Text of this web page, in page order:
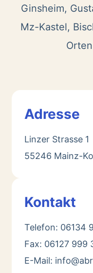
Ginsheim,
Mz-Kastel,
Adresse
Linzer Strasse 1
55246 Mainz-
Kontakt
Telefon: 06134
Fax: 06127 999
E-Mail: